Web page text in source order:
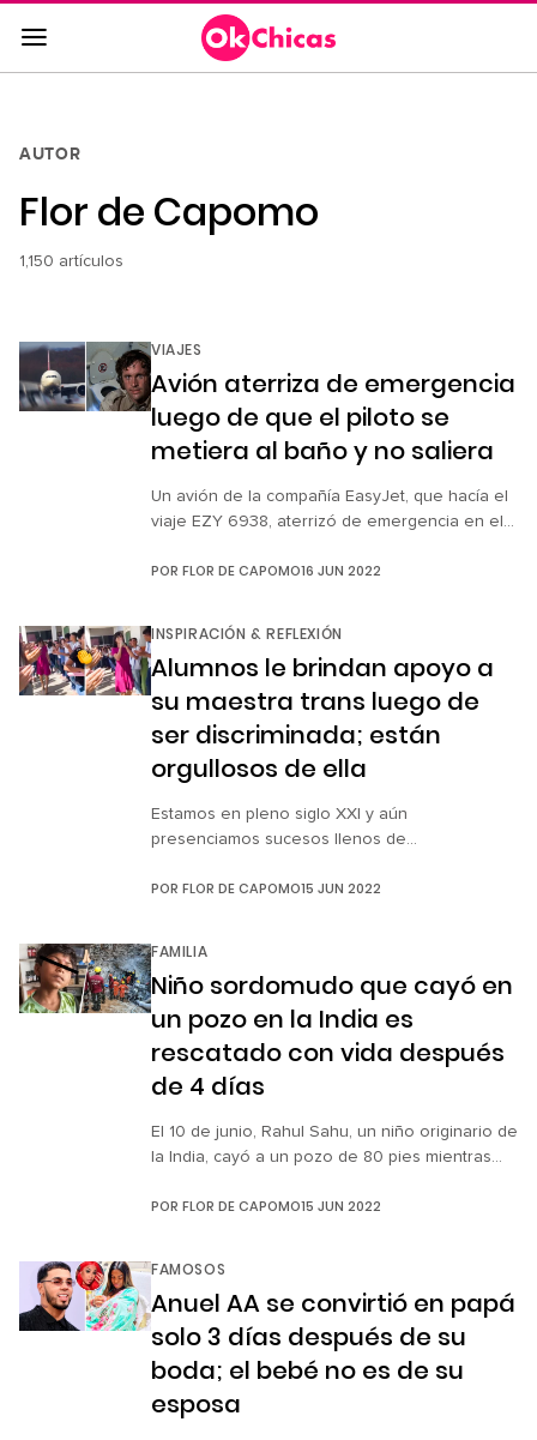
Saltar
al
contenido
Saltar
la
principal
AUTOR
Flor de Capomo
1,150 artículos
VIAJES
Avión aterriza de emergencia
luego de que el piloto se
metiera al baño y no saliera
Un avión de la compañía EasyJet, que hacía el
viaje EZY 6938, aterrizó de emergencia en el
que el piloto de la nave se sintiera indispuesto,
con el vuelo. El pasado 12 de junio por la
POR FLOR DE CAPOMO16 JUN 2022
INSPIRACIÓN & REFLEXIÓN
Alumnos le brindan apoyo a
su maestra trans luego de
ser discriminada; están
orgullosos de ella
Estamos en pleno siglo XXI y aún
presenciamos sucesos llenos de
triste y difícil saber que no se vive en la
embargo, todavía hay personas que […]
POR FLOR DE CAPOMO15 JUN 2022
FAMILIA
Niño sordomudo que cayó en
un pozo en la India es
rescatado con vida después
de 4 días
El 10 de junio, Rahul Sahu, un niño originario de
la India, cayó a un pozo de 80 pies mientras
central de Chhattisgarh, y quedó atrapado ahí
POR FLOR DE CAPOMO15 JUN 2022
FAMOSOS
Anuel AA se convirtió en papá
solo 3 días después de su
boda; el bebé no es de su
esposa